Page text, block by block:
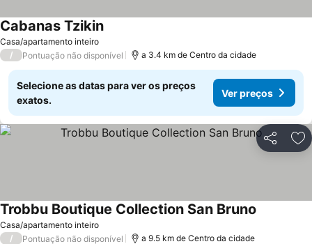
Casa/apartamento inteiro
Cabanas Tzikin
/ Pontuação não disponível a 3.4 km de Centro da cidade
Selecione as datas para ver os preços
exatos.
Ver preços
Partilhar
Casa/apartamento inteiro
Trobbu Boutique Collection San Bruno
/ Pontuação não disponível a 9.5 km de Centro da cidade